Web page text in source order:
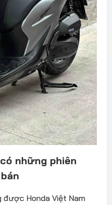
những phiên
được Honda Việt Nam